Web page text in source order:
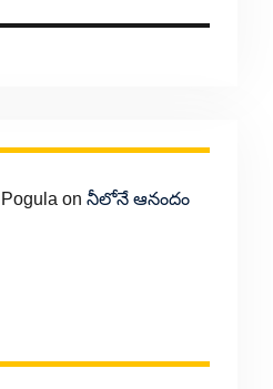
on నీలోనే ఆనందం